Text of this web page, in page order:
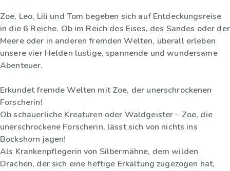
Zoe, Leo, Lili und Tom begeben sich auf Entdeckungsreise
in die 6 Reiche. Ob im Reich des Eises, des Sandes oder der
Meere oder in anderen fremden Welten, überall erleben
unsere vier Helden lustige, spannende und wundersame
Abenteuer.
Erkundet fremde Welten mit Zoe, der unerschrockenen
Forscherin!
Ob schauerliche Kreaturen oder Waldgeister – Zoe, die
unerschrockene Forscherin, lässt sich von nichts ins
Bockshorn jagen!
Als Krankenpflegerin von Silbermähne, dem wilden
Drachen, der sich eine heftige Erkältung zugezogen hat,